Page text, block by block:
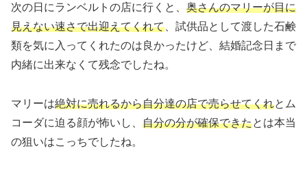
次の日にランベルトの店に行くと、 奥さんのマリーが目に
見えない速さで出迎えてくれて 、試供品として渡した石鹸
類を気に入ってくれたのは良かったけど、結婚記念日まで
内緒に出来なくて残念でしたね。
マリーは絶対に売れるから自分達の店で売らせてくれとム
コーダに迫る顔が怖いし、 自分の分が確保できたとは本当
の狙いはこっちでしたね。